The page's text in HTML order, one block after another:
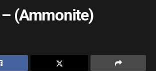
(Ammonite)